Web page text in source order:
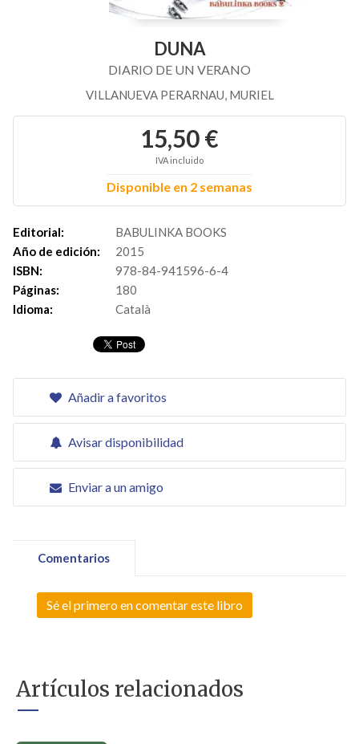
DUNA
DIARIO DE UN VERANO
VILLANUEVA PERARNAU, MURIEL
15,50 €
IVA incluido
Disponible en 2 semanas
Editorial:
BABULINKA BOOKS
Año de edición:
2015
ISBN:
978-84-941596-6-4
Páginas:
180
Idioma:
Català
Añadir a favoritos
Avisar disponibilidad
Enviar a un amigo
Comentarios
Sé el primero en comentar este libro
Artículos relacionados